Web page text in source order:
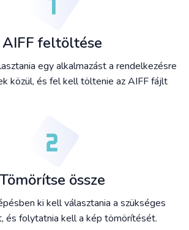
AIFF feltöltése
egy alkalmazást a rendelkezésre
közül, és fel kell töltenie az AIFF fájlt
Tömörítse össze
ki kell választania a szükséges
és folytatnia kell a kép tömörítését.